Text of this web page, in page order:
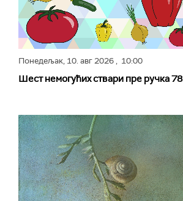
Понедељак, 10. авг 2026, 10:00
Шест немогућих ствари пре ручка 78